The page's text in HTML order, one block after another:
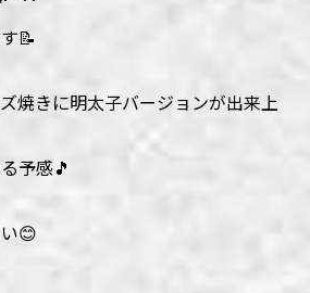
📝
焼きに明太子バージョンが出来上
予感🎵
😊